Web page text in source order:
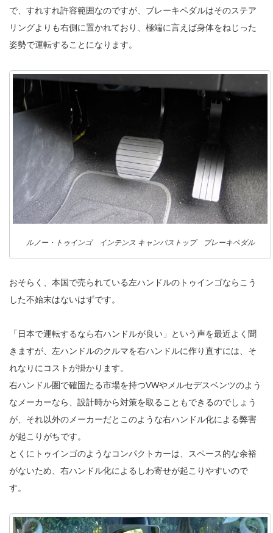
で、すれすれ許容範囲なのですが、ブレーキペダルはそのステア
リングよりも右側に置かれており、極端に言えば身体をねじった
姿勢で運転することになります。
ルノー・トゥインゴ インテンス キャンバストップ ブレーキペダル
おそらく、本国で売られている左ハンドルのトゥインゴならこう
した不始末はないはずです。
「日本で運転するなら右ハンドルが良い」という声を最近よく聞
きますが、左ハンドルのクルマを右ハンドルに作り直すには、そ
れなりにコストが掛かります。
右ハンドル圏で確固たる市場を持つVWやメルセデスベンツのよう
なメーカーなら、設計時から対策を取ることもできるのでしょう
が、それ以外のメーカーだとこのような右ハンドル化による弊害
が起こりがちです。
とくにトゥインゴのようなコンパクトカーは、スペース的な余裕
がないため、右ハンドル化によるしわ寄せが起こりやすいので
す。